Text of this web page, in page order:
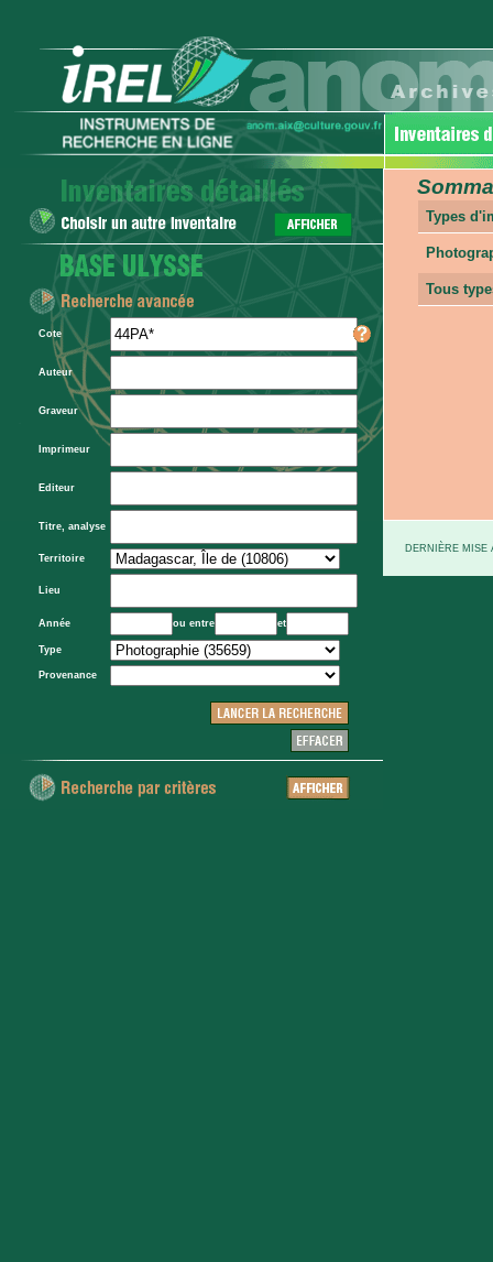
Cote
Auteur
Graveur
Imprimeur
Editeur
Titre, analyse
Territoire
Lieu
Année ou entre et
Type
Provenance
Types
Tous
DERNIÈRE MISE